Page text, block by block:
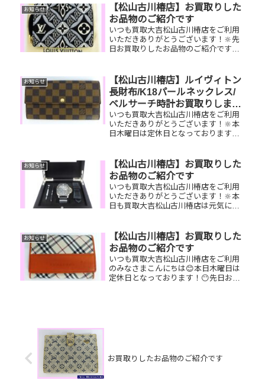
断られたものや、片手でお持ちいただ
けるものならお買取りできるお品が...
お知らせ
【松山古川椿店】お買取りした
お品物のご紹介です
いつも買取大吉松山古川椿店をご利用
いただきありがとうございます！🔆先
日お買取りしたお品物のご紹介です。
NEXTお家で眠っているお品物はござ
いませんか？そのお品物ぜひ...
お知らせ
【松山古川椿店】ルイヴィトン
長財布/K18パールネックレス/
ベルサーチ時計お買取りしまし
た
いつも買取大吉松山古川椿店をご利用
いただきありがとうございます！🔆本
日木曜日は定休日となっております😌
ラ/K18パールネックレス/ベルサーチ
時計お家で眠っているお品物はご...
お知らせ
【松山古川椿店】お買取りした
お品物のご紹介です
いつも買取大吉松山古川椿店をご利用
いただきありがとうございます！🔆本
日も買取大吉松山古川椿店は元気に営
イ ルミノールサブマーシブル／
PRADA トートバッグ／K18リング
お...
お知らせ
【松山古川椿店】お買取りした
お品物のご紹介です
いつも買取大吉松山古川椿店をご利用
のみなさまこんにちは😊本日木曜日は
定休日となっております！😶先日お買
お買取りしたお品物のご紹介です